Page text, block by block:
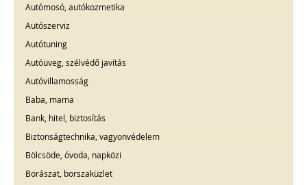
Autómosó, autókozmetika
Autószerviz
Autótuning
Autóüveg, szélvédő javítás
Autóvillamosság
Baba, mama
Bank, hitel, biztosítás
Biztonságtechnika, vagyonvédelem
Bölcsöde, óvoda, napközi
Borászat, borszaküzlet